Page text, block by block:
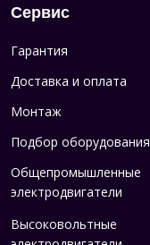
Сервис
Гарантия
Доставка и оплата
Монтаж
Подбор оборудования
Общепромышленные
электродвигатели
Высоковольтные